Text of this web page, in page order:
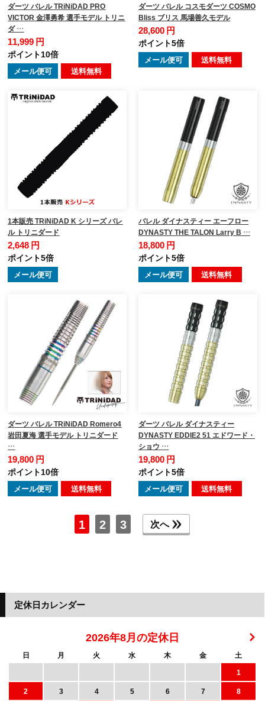
ダーツ バレル TRiNiDAD PRO
VICTOR 金澤勇希 選手モデル トリニ
ダ …
11,999 円
ポイント10倍
メール便可 送料無料
ダーツ バレル コスモダーツ COSMO
Bliss ブリス 馬場善久モデル
28,600 円
ポイント5倍
メール便可 送料無料
1本販売 TRiNiDAD K シリーズ バレ
ル トリニダード
2,648 円
ポイント5倍
メール便可
バレル ダイナスティー エーフロー
DYNASTY THE TALON Larry B …
18,800 円
ポイント5倍
メール便可 送料無料
ダーツ バレル TRiNiDAD Romero4
岩田夏海 選手モデル トリニダード
…
19,800 円
ポイント10倍
メール便可 送料無料
ダーツ バレル ダイナスティー
DYNASTY EDDIE2 51 エドワード・
ショウ …
19,800 円
ポイント5倍
メール便可 送料無料
1 2 3 次へ
定休日カレンダー
2026年8月の定休日
日 月 火 水 木 金
土
1
2
3 4 5 6 7
8